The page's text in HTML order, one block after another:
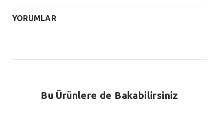
YORUMLAR
Bu Ürünlere de Bakabilirsiniz